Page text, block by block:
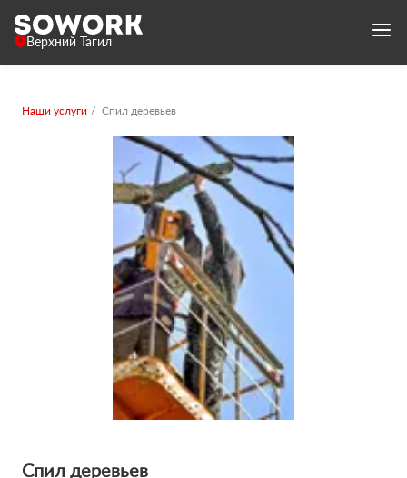
Верхний Тагил
Наши услуги Спил деревьев
Спил деревьев